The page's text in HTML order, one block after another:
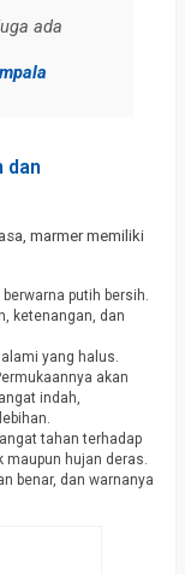
ada
dan
marmer memiliki
putih bersih.
ketenangan, dan
yang halus.
akan
indah,
tahan terhadap
maupun hujan deras.
benar, dan warnanya